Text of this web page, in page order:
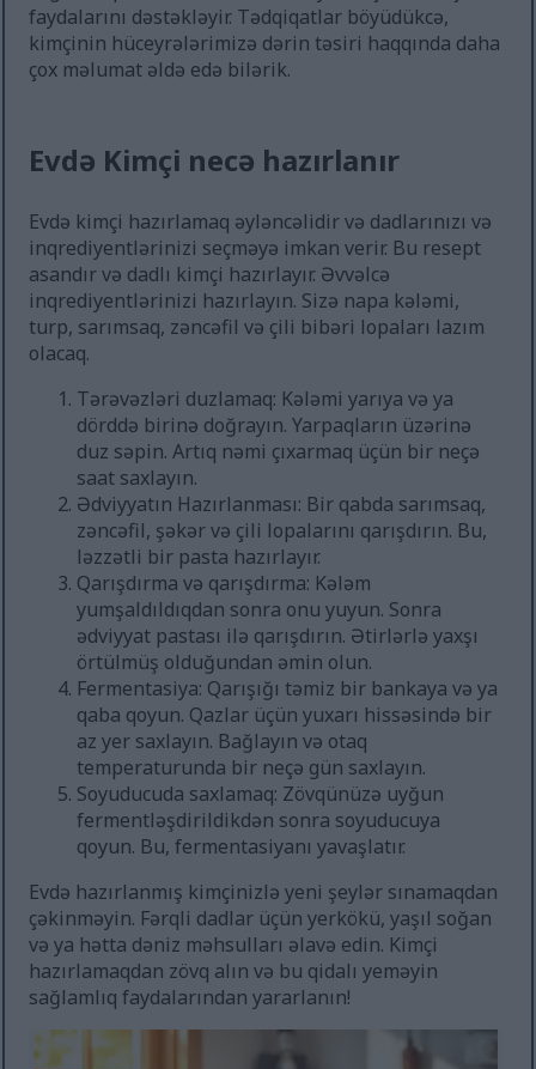
faydalarını dəstəkləyir. Tədqiqatlar böyüdükcə,
kimçinin hüceyrələrimizə dərin təsiri haqqında daha
çox məlumat əldə edə bilərik.
Evdə Kimçi necə hazırlanır
Evdə kimçi hazırlamaq əyləncəlidir və dadlarınızı və
inqrediyentlərinizi seçməyə imkan verir. Bu resept
asandır və dadlı kimçi hazırlayır. Əvvəlcə
inqrediyentlərinizi hazırlayın. Sizə napa kələmi,
turp, sarımsaq, zəncəfil və çili bibəri lopaları lazım
olacaq.
Tərəvəzləri duzlamaq: Kələmi yarıya və ya
dörddə birinə doğrayın. Yarpaqların üzərinə
duz səpin. Artıq nəmi çıxarmaq üçün bir neçə
saat saxlayın.
Ədviyyatın Hazırlanması: Bir qabda sarımsaq,
zəncəfil, şəkər və çili lopalarını qarışdırın. Bu,
ləzzətli bir pasta hazırlayır.
Qarışdırma və qarışdırma: Kələm
yumşaldıldıqdan sonra onu yuyun. Sonra
ədviyyat pastası ilə qarışdırın. Ətirlərlə yaxşı
örtülmüş olduğundan əmin olun.
Fermentasiya: Qarışığı təmiz bir bankaya və ya
qaba qoyun. Qazlar üçün yuxarı hissəsində bir
az yer saxlayın. Bağlayın və otaq
temperaturunda bir neçə gün saxlayın.
Soyuducuda saxlamaq: Zövqünüzə uyğun
fermentləşdirildikdən sonra soyuducuya
qoyun. Bu, fermentasiyanı yavaşlatır.
Evdə hazırlanmış kimçinizlə yeni şeylər sınamaqdan
çəkinməyin. Fərqli dadlar üçün yerkökü, yaşıl soğan
və ya hətta dəniz məhsulları əlavə edin. Kimçi
hazırlamaqdan zövq alın və bu qidalı yeməyin
sağlamlıq faydalarından yararlanın!